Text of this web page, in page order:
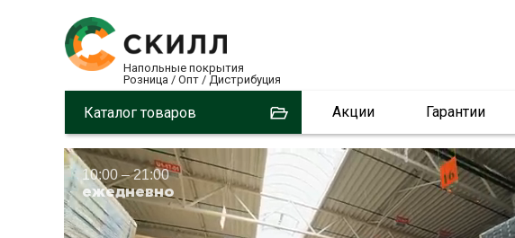
Напольные покрытия
Розница / Опт / Дистрибуция
Каталог товаров Акции Гарантии
10:00 – 21:00
ежедневно